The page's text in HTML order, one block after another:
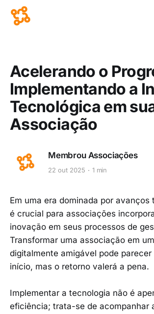
Acelerando o
Implementando a
Tecnológica em
Associação
Membrou Associações
22 out 2025 1 min
Em uma era dominada por avanços
é crucial para associações
inovação em seus processos de
Transformar uma associação em
digitalmente amigável pode
início, mas o retorno valerá a pena.
Implementar a tecnologia não é
eficiência; trata-se de acompanhar